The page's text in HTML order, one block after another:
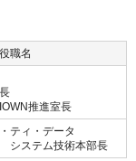
職名
推進室長
ティ・データ
ステム技術本部長